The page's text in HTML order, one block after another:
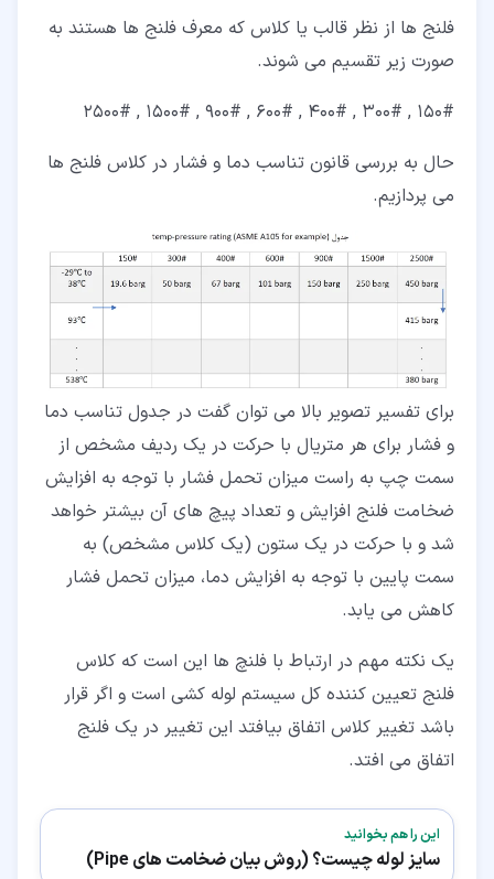
فلنج ها از نظر قالب یا کلاس که معرف فلنج ها هستند به
صورت زیر تقسیم می شوند.
150# , 300# , 400# , 600# , 900# , 1500# , 2500#
حال به بررسی قانون تناسب دما و فشار در کلاس فلنج ها
می پردازیم.
برای تفسیر تصویر بالا می توان گفت در جدول تناسب دما
و فشار برای هر متریال با حرکت در یک ردیف مشخص از
سمت چپ به راست میزان تحمل فشار با توجه به افزایش
ضخامت فلنج افزایش و تعداد پیچ های آن بیشتر خواهد
شد و با حرکت در یک ستون (یک کلاس مشخص) به
سمت پایین با توجه به افزایش دما، میزان تحمل فشار
کاهش می یابد.
یک نکته مهم در ارتباط با فلنچ ها این است که کلاس
فلنج تعیین کننده کل سیستم لوله کشی است و اگر قرار
باشد تغییر کلاس اتفاق بیافتد این تغییر در یک فلنج
اتفاق می افتد.
این را هم بخوانید
سایز لوله چیست؟ (روش بیان ضخامت های Pipe)